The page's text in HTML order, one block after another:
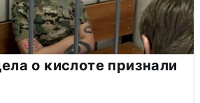
о кислоте признали